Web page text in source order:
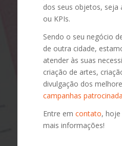
dos seus objetos, seja
ou KPIs.
Sendo o seu negócio
de outra cidade,
atender às suas
criação de artes,
divulgação dos
campanhas
Entre em contato,
mais informações!